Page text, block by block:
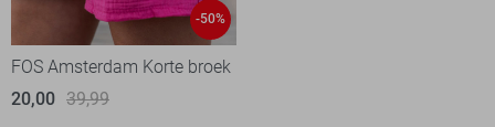
-50%
FOS Amsterdam Korte broek
20,00 39,99